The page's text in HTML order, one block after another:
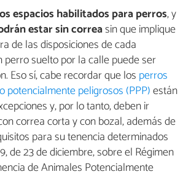
espacios habilitados para perros, y
estar sin correasin que implique
de las disposiciones de cada
perro suelto por la calle puede ser
Eso sí, cabe recordar que los perros
potencialmente peligrosos (PPP)están
y, por lo tanto, deben ir
correa corta y con bozal, además de
para su tenencia determinados
de 23 de diciembre, sobre el Régimen
de Animales Potencialmente